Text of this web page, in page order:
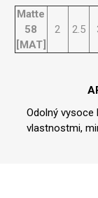
Matte
58
[MAT]
2 2.5
Odolný vysoce
vlastnostmi,